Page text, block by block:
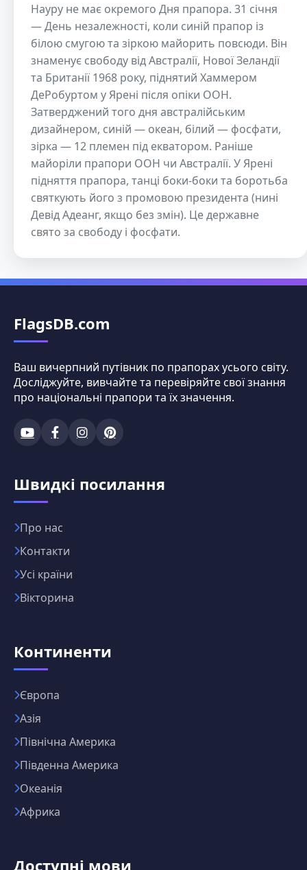
Науру не має окремого Дня прапора. 31 січня
— День незалежності, коли синій прапор із
білою смугою та зіркою майорить повсюди. Він
знаменує свободу від Австралії, Нової Зеландії
та Британії 1968 року, піднятий Хаммером
ДеРобуртом у Ярені після опіки ООН.
Затверджений того дня австралійським
дизайнером, синій — океан, білий — фосфати,
зірка — 12 племен під екватором. Раніше
майоріли прапори ООН чи Австралії. У Ярені
підняття прапора, танці боки-боки та боротьба
святкують його з промовою президента (нині
Девід Адеанг, якщо без змін). Це державне
свято за свободу і фосфати.
FlagsDB.com
Ваш вичерпний путівник по прапорах усього світу.
Досліджуйте, вивчайте та перевіряйте свої знання
про національні прапори та їх значення.
Швидкі посилання
Про нас
Контакти
Усі країни
Вікторина
Континенти
Європа
Азія
Північна Америка
Південна Америка
Океанія
Африка
Доступні мови